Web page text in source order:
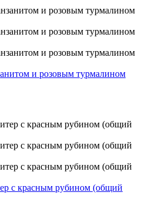
и розовым турмалином
с красным рубином (общий